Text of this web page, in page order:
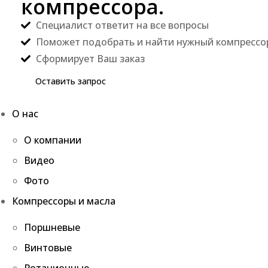
компрессора.
Специалист ответит на все вопросы
Поможет подобрать и найти нужный
Сформирует Ваш заказ
Оставить запрос
О нас
О компании
Видео
Фото
Компрессоры и масла
Поршневые
Винтовые